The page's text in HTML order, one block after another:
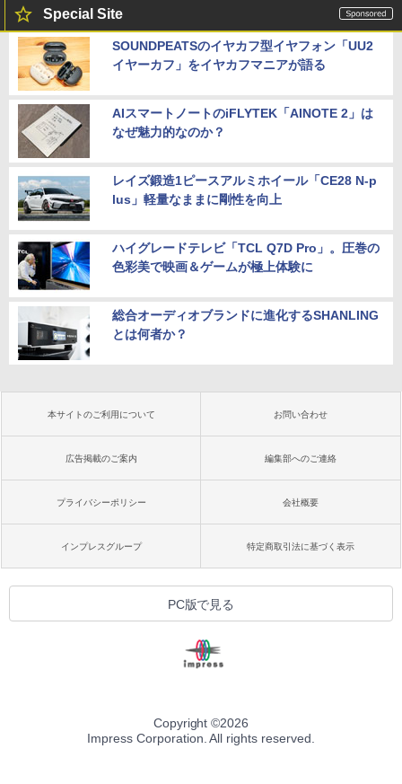
Special Site
SOUNDPEATSのイヤカフ型イヤフォン「UU2
イヤーカフ」をイヤカフマニアが語る
AIスマートノートのiFLYTEK「AINOTE 2」は
なぜ魅力的なのか？
レイズ鍛造1ピースアルミホイール「CE28 N-p
lus」軽量なままに剛性を向上
ハイグレードテレビ「TCL Q7D Pro」。圧巻の
色彩美で映画＆ゲームが極上体験に
総合オーディオブランドに進化するSHANLING
とは何者か？
本サイトのご利用について お問い合わせ
広告掲載のご案内 編集部へのご連絡
プライバシーポリシー 会社概要
インプレスグループ 特定商取引法に基づく表示
PC版で見る
Copyright ©2026
Impress Corporation. All rights reserved.